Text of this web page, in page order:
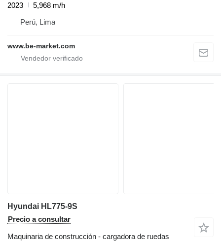
2023
5,968 m/h
Perú, Lima
www.be-market.com
Hyundai HL775-9S
Precio a consultar
Maquinaria de construcción - cargadora de ruedas